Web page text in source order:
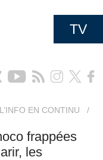
TV
L’INFO EN CONTINU
/
frappées
les